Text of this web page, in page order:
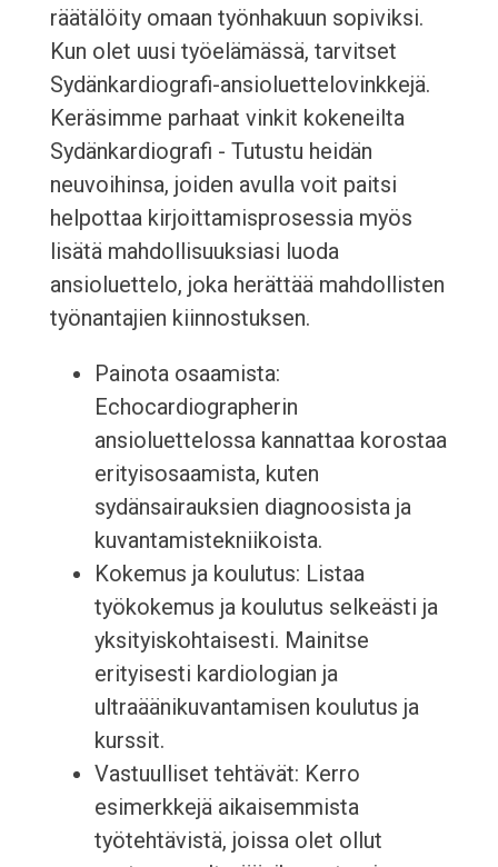
räätälöity omaan työnhakuun sopiviksi.
Kun olet uusi työelämässä, tarvitset
Sydänkardiografi-ansioluettelovinkkejä.
Keräsimme parhaat vinkit kokeneilta
Sydänkardiografi - Tutustu heidän
neuvoihinsa, joiden avulla voit paitsi
helpottaa kirjoittamisprosessia myös
lisätä mahdollisuuksiasi luoda
ansioluettelo, joka herättää mahdollisten
työnantajien kiinnostuksen.
Painota osaamista:
Echocardiographerin
ansioluettelossa kannattaa korostaa
erityisosaamista, kuten
sydänsairauksien diagnoosista ja
kuvantamistekniikoista.
Kokemus ja koulutus: Listaa
työkokemus ja koulutus selkeästi ja
yksityiskohtaisesti. Mainitse
erityisesti kardiologian ja
ultraäänikuvantamisen koulutus ja
kurssit.
Vastuulliset tehtävät: Kerro
esimerkkejä aikaisemmista
työtehtävistä, joissa olet ollut